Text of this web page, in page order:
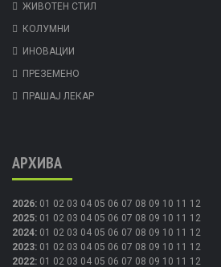
ЖИВОТЕН СТИЛ
КОЛУМНИ
ИНОВАЦИИ
ПРЕЗЕМЕНО
ПРАШАЈ ЛЕКАР
АРХИВА
2026: 01 02 03 04 05 06 07 08 09 10 11 12
2025: 01 02 03 04 05 06 07 08 09 10 11 12
2024: 01 02 03 04 05 06 07 08 09 10 11 12
2023: 01 02 03 04 05 06 07 08 09 10 11 12
2022: 01 02 03 04 05 06 07 08 09 10 11 12